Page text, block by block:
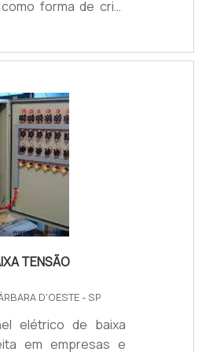
Solicite já um
forma de criar
visual. Além disso,
de moldes de
de fabricação e,
volte ao
O banner é
de chamar
para as
que investe estará
TENSÃO
D'OESTE - SP
elétrico de baixa
em empresas e